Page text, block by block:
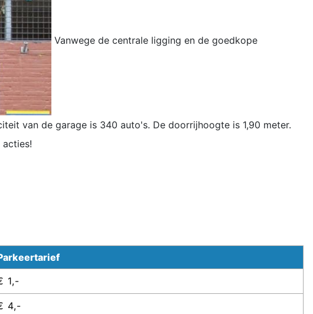
Vanwege de centrale ligging en de goedkope
van de garage is 340 auto's. De doorrijhoogte is 1,90 meter.
1,-
4,-